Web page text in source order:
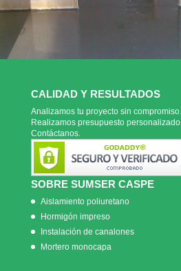
CALIDAD Y RESULTADOS
Analizamos tu proyecto sin compromiso.
Realizamos presupuesto personalizado.
Contáctanos.
SOBRE SUMSER CASPE
Aislamiento poliuretano
Hormigón impreso
Instalación de canalones
Mortero monocapa